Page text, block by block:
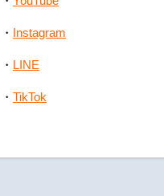
・ Instagram
・ LINE
・ TikTok